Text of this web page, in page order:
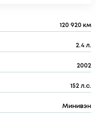
120 920 км
2.4 л.
2002
152 л.с.
Минивэн